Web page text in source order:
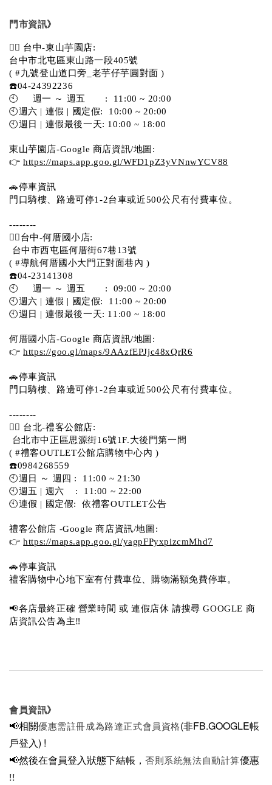
門市資訊》
💁‍♀️ 台中-東山芋園店:
台中市北屯區東山路一段405號
( #九號登山道口旁_老芋仔芋圓對面 )
☎️04-24392236
🕙     週一 ～ 週五       :  11:00 ~ 20:00
🕙週六 | 連假 | 國定假:  10:00 ~ 20:00
🕙週日 | 連假最後一天: 10:00 ~ 18:00
東山芋園店-Google 商店資訊/地圖:
👉 https://maps.app.goo.gl/WFD1pZ3yVNnwYCV88
🚗停車資訊
門口騎樓、路邊可停1-2台車或近500公尺有付費車位。
--------
💁‍♀️台中-何厝國小店:
台中市西屯區何厝街67巷13號
( #導航何厝國小大門正對面巷內 )
☎️04-23141308
🕙     週一 ～ 週五       :  09:00 ~ 20:00
🕙週六 | 連假 | 國定假:  11:00 ~ 20:00
🕙週日 | 連假最後一天: 11:00 ~ 18:00
何厝國小店-Google 商店資訊/地圖:
👉 https://goo.gl/maps/9AAzfEPJjc48xQrR6
🚗停車資訊
門口騎樓、路邊可停1-2台車或近500公尺有付費車位。
--------
💁‍♀️ 台北-禮客公館店:
台北市中正區思源街16號1F.大後門第一間
( #禮客OUTLET公館店購物中心內 )
☎️0984268559
🕙週日 ～ 週四 :  11:00 ~ 21:30
🕙週五 | 週六    :  11:00 ~ 22:00
🕙連假 | 國定假:  依禮客OUTLET公告
禮客公館店 -Google 商店資訊/地圖:
👉 https://maps.app.goo.gl/yagpFPyxpizcmMhd7
🚗停車資訊
禮客購物中心地下室有付費車位、購物滿額免費停車。
📢各店最終正確 營業時間 或 連假店休 請搜尋 GOOGLE 商
店資訊公告為主‼️
會員資訊》
📢相關優惠需註冊成為路達正式會員資格(非FB.GOOGLE帳
戶登入) !
📢然後在會員登入狀態下結帳， 否則系統無法自動計算優惠
!!